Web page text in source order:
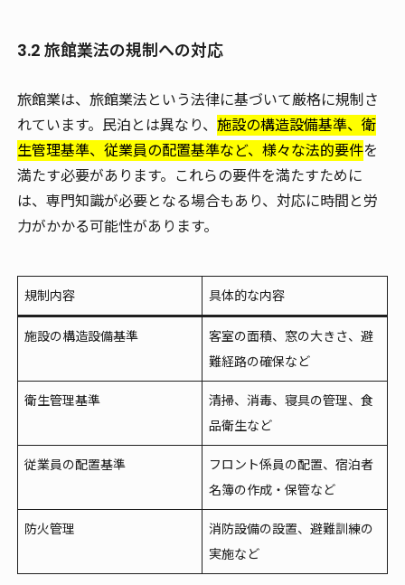
3.2 旅館業法の規制への対応
旅館業は、旅館業法という法律に基づいて厳格に規制さ
れています。民泊とは異なり、 施設の構造設備基準、衛
生管理基準、従業員の配置基準など、様々な法的要件を
満たす必要があります。これらの要件を満たすために
は、 専門知識が必要となる場合もあり、対応に時間と労
力がかかる可能性があります。
規制内容 具体的な内容
施設の構造設備基準
客室の面積、窓の大きさ、避
難経路の確保など
衛生管理基準
清掃、消毒、寝具の管理、食
品衛生など
従業員の配置基準
フロント係員の配置、宿泊者
名簿の作成・保管など
防火管理
消防設備の設置、避難訓練の
実施など